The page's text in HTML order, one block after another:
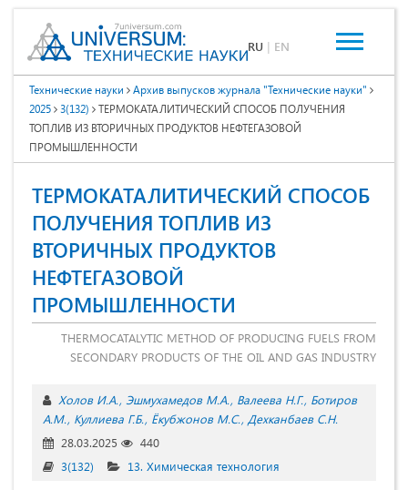
RU | EN
Технические науки
Архив выпусков журнала "Технические науки"
2025
3(132)
ТЕРМОКАТАЛИТИЧЕСКИЙ СПОСОБ ПОЛУЧЕНИЯ
ТОПЛИВ ИЗ ВТОРИЧНЫХ ПРОДУКТОВ НЕФТЕГАЗОВОЙ
ПРОМЫШЛЕННОСТИ
ТЕРМОКАТАЛИТИЧЕСКИЙ СПОСОБ
ПОЛУЧЕНИЯ ТОПЛИВ ИЗ
ВТОРИЧНЫХ ПРОДУКТОВ
НЕФТЕГАЗОВОЙ
ПРОМЫШЛЕННОСТИ
THERMOCATALYTIC METHOD OF PRODUCING FUELS FROM
SECONDARY PRODUCTS OF THE OIL AND GAS INDUSTRY
Холов И.А. Эшмухамедов М.А. Валеева Н.Г. Ботиров
А.М. Куллиева Г.Б. Ёкубжонов М.С. Дехканбаев С.Н.
28.03.2025
440
3(132)
13. Химическая технология